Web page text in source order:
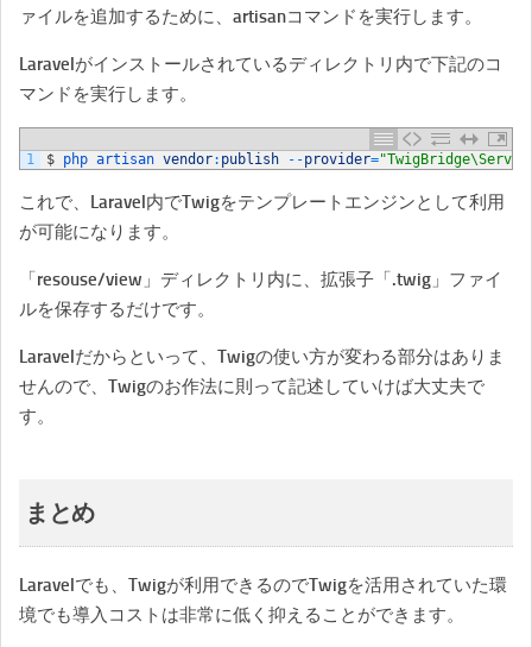
ァイルを追加するために、artisanコマンドを実行します。
Laravelがインストールされているディレクトリ内で下記のコ
マンドを実行します。
1 $ php artisan vendor: publish --provider=
これで、Laravel内でTwigをテンプレートエンジンとして利用
が可能になります。
「resouse/view」ディレクトリ内に、拡張子「.twig」ファイ
ルを保存するだけです。
Laravelだからといって、Twigの使い方が変わる部分はありま
せんので、Twigのお作法に則って記述していけば大丈夫で
す。
まとめ
Laravelでも、Twigが利用できるのでTwigを活用されていた環
境でも導入コストは非常に低く抑えることができます。